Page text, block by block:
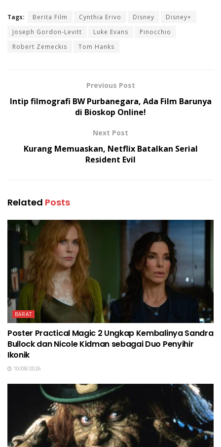
Tags: Berita Film Cynthia Erivo Disney
Disney+
Joseph Gordon-Levitt
Luke Evans
Pinocchio
Robert Zemeckis
Tom Hanks
Previous Post
Intip filmografi BW Purbanegara, Ada Film Barunya
di Bioskop Online!
Next Post
Kurang Memuaskan, Netflix Batalkan Serial
Resident Evil
Related Posts
BARAT
Poster Practical Magic 2 Ungkap Kembalinya Sandra
Bullock dan Nicole Kidman sebagai Duo Penyihir
Ikonik
10/08/2026